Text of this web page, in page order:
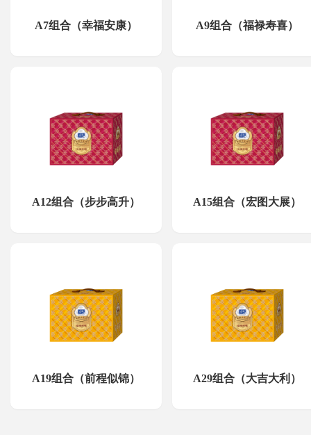
A7组合（幸福安康） A9组合（福禄寿喜）
A12组合（步步高升） A15组合（宏图大展）
A19组合（前程似锦） A29组合（大吉大利）